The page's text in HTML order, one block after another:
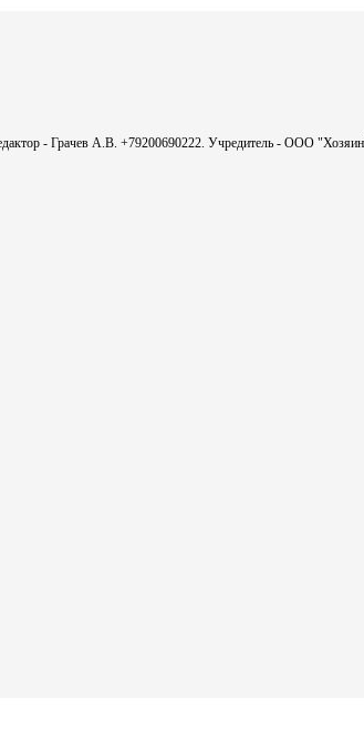
- Грачев А.В. +79200690222. Учредитель - ООО